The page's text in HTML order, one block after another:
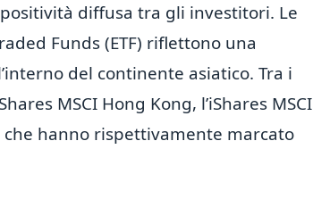
diffusa tra gli investitori. Le
Funds (ETF) riflettono una
del continente asiatico. Tra i
MSCI Hong Kong, l’iShares MSCI
che hanno rispettivamente marcato